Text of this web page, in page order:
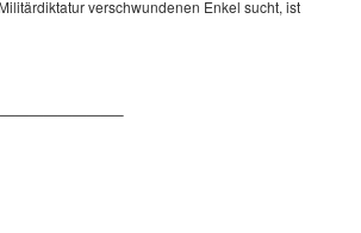
verschwundenen Enkel sucht, ist